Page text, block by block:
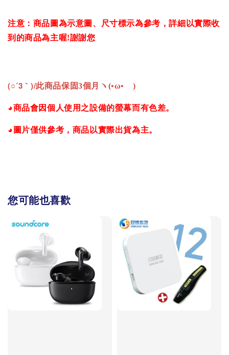
注意：商品圖為示意圖、尺寸標示為參考，詳細以實際收
到的商品為主喔!謝謝您
(○´3｀)/此商品保固3個月ヽ(•ω•ゞ)
◕商品會因個人使用之設備的螢幕而有色差。
◕圖片僅供參考，商品以實際出貨為主。
您可能也喜歡